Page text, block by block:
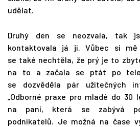
udělat.
Druhý den se neozvala, tak
kontaktovala já ji. Vůbec si mě
se také nechtěla, že prý je to
na to a začala se ptát po
se dozvěděla pár užitečných
„Odborné praxe pro mladé do 30
na paní, která se zabývá
podnikatelů. Je možná na čase